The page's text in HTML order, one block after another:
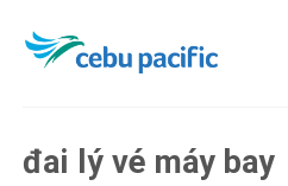
đai lý vé máy bay